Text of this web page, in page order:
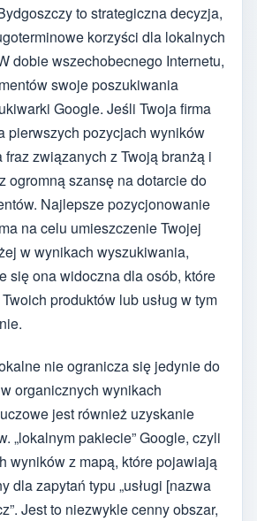
to strategiczna decyzja,
korzyści dla lokalnych
dobie wszechobecnego Internetu,
swoje poszukiwania
Google. Jeśli Twoja firma
pierwszych pozycjach wyników
związanych z Twoją branżą i
ogromną szansę na dotarcie do
Najlepsze pozycjonowanie
na celu umieszczenie Twojej
w wynikach wyszukiwania,
się ona widoczna dla osób, które
produktów lub usług w tym
nie ogranicza się jedynie do
organicznych wynikach
jest również uzyskanie
„lokalnym pakiecie” Google, czyli
wyników z mapą, które pojawiają
dla zapytań typu „usługi [nazwa
Jest to niezwykle cenny obszar,